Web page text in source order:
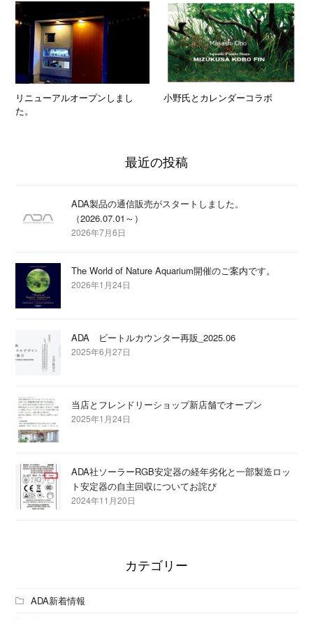
リニューアルオープンしまし
た。
小野氏とカレンダーコラボ
最近の投稿
ADA製品の通信販売がスタートしました。
（2026.07.01～）
2026年7月6日
The World of Nature Aquarium開催のご案内です。
2026年1月24日
ADA ビートルカウンター再販_2025.06
2025年6月27日
当店とフレンドリーショップ新店舗でオープン
2025年1月24日
ADA社ソーラーRGB安定器の経年劣化と一部製造ロッ
ト安定器の自主回収についてお詫び
2024年11月20日
カテゴリー
ADA新着情報